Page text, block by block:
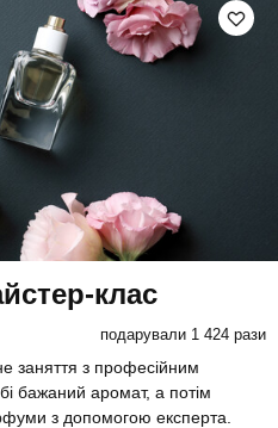
клас
подарували 1 424 рази
заняття з професійним
бажаний аромат, а потім
з допомогою експерта.